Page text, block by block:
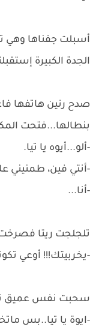
أسبلت جفناها وهي
الجدة الكبيرة
صدح رنين هاتفها
بنطالها...فتحت
-ألو...أيوه يا تيا.
-أنتي فين، طمنيني
-أنا...
تلجلجت ريتا فصرخت
-يخربيتك!!! أوعي
سحبت نفس عميق
-ايوة يا تيا..بس